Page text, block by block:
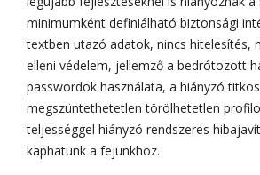
minimumként definiálható biztonsági
textben utazó adatok, nincs hitelesítés,
elleni védelem, jellemző a bedrótozott
passwordok használata, a hiányzó
megszüntethetetlen törölhetetlen
teljességgel hiányzó rendszeres
kaphatunk a fejünkhöz.